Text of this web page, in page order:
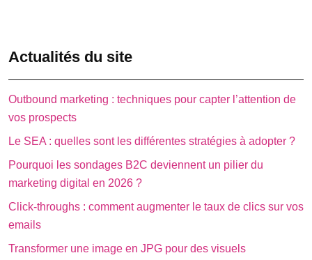
Actualités du site
Outbound marketing : techniques pour capter l’attention de
vos prospects
Le SEA : quelles sont les différentes stratégies à adopter ?
Pourquoi les sondages B2C deviennent un pilier du
marketing digital en 2026 ?
Click-throughs : comment augmenter le taux de clics sur vos
emails
Transformer une image en JPG pour des visuels